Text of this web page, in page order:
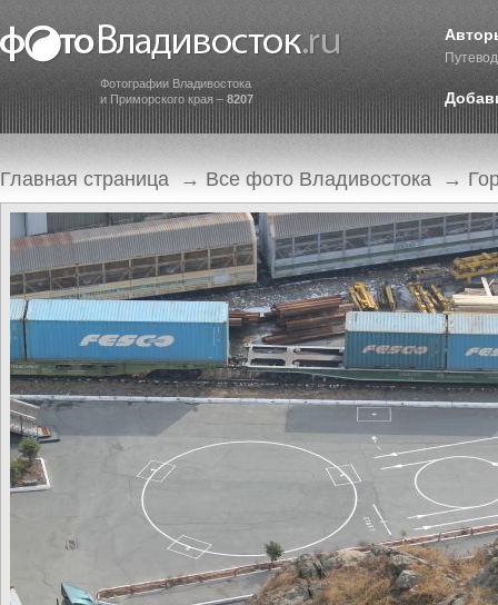
Фотографии Владивостока
и Приморского края – 8207
Главная страница → Все фото Владивостока →